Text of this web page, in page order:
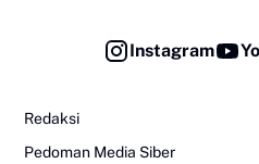
Instagram
Redaksi
Pedoman Media Siber